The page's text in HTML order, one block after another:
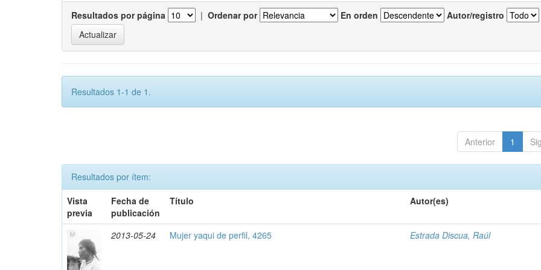
Resultados por página | Ordenar por En orden Autor/registro
Resultados 1-1 de 1.
Anterior 1
Resultados por ítem:
Vista
previa
Fecha de
publicación
Título Autor(es)
2013-05-24 Mujer yaqui de perfil, 4265 Estrada Discua, Raúl